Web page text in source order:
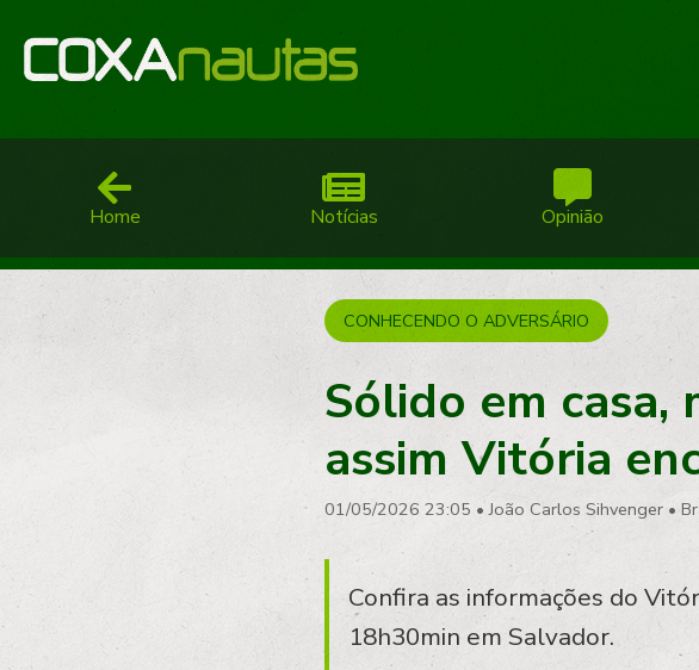
Home Notícias Opinião
CONHECENDO O ADVERSÁRIO
Sólido em casa,
assim Vitória
01/05/2026 23:05 •João Carlos Sihvenger •
Confira as informações do
18h30min em Salvador.